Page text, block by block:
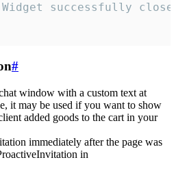
successfully
#
window with a custom text at
it may be used if you want to show
added goods to the cart in your
immediately after the page was
in